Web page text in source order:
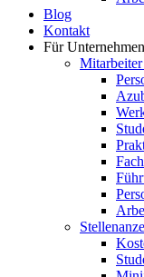
Blog
Kontakt
Für Unternehmen